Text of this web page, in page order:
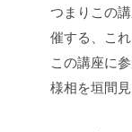
つまりこの
催する、こ
この講座に
様相を垣間